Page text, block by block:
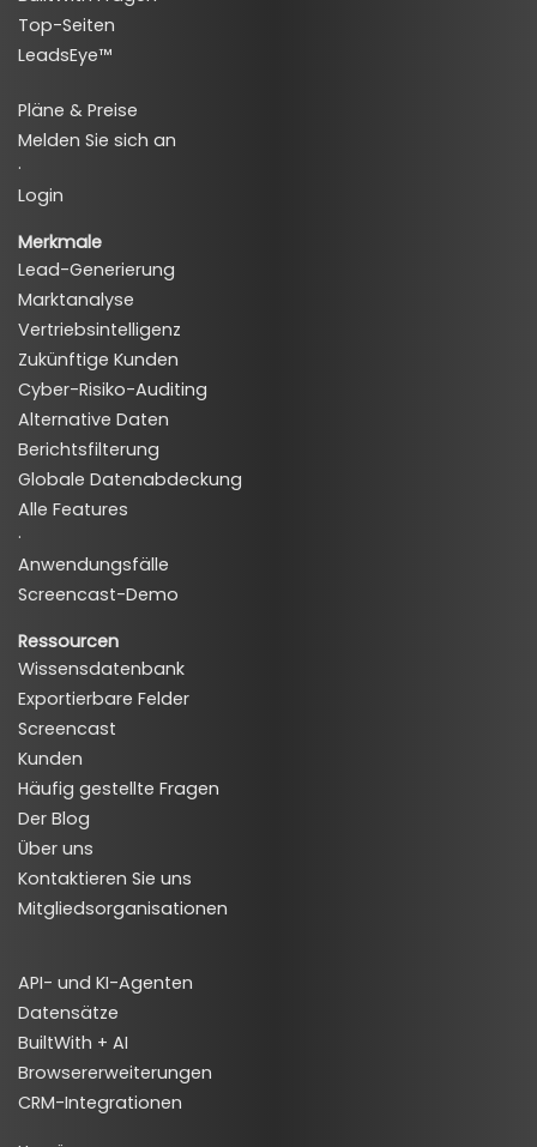
Top-Seiten
LeadsEye™
Pläne & Preise
Melden Sie sich an
·
Login
Merkmale
Lead-Generierung
Marktanalyse
Vertriebsintelligenz
Zukünftige Kunden
Cyber-Risiko-Auditing
Alternative Daten
Berichtsfilterung
Globale Datenabdeckung
Alle Features
·
Anwendungsfälle
Screencast-Demo
Ressourcen
Wissensdatenbank
Exportierbare Felder
Screencast
Kunden
Häufig gestellte Fragen
Der Blog
Über uns
Kontaktieren Sie uns
Mitgliedsorganisationen
API- und KI-Agenten
Datensätze
BuiltWith + AI
Browsererweiterungen
CRM-Integrationen